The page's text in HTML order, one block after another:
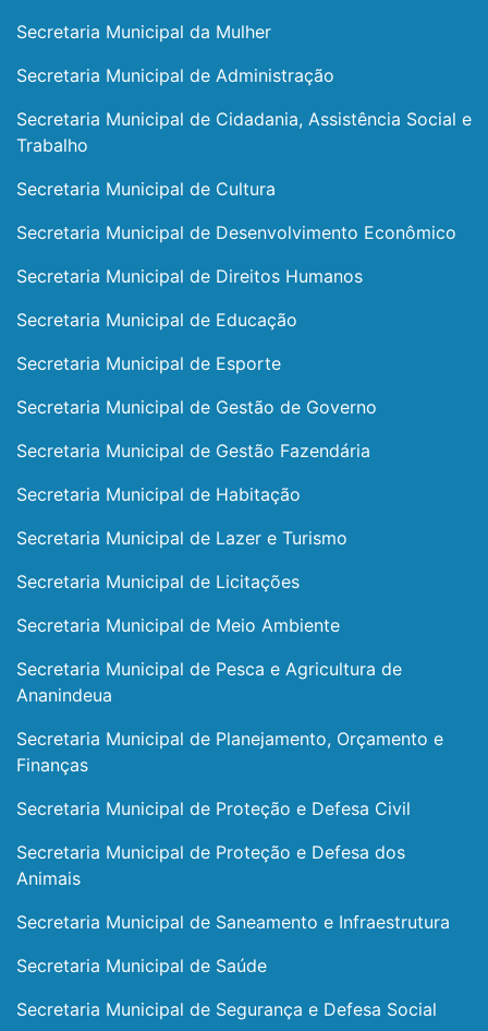
Secretaria Municipal da Mulher
Secretaria Municipal de Administração
Secretaria Municipal de Cidadania, Assistência Social e
Trabalho
Secretaria Municipal de Cultura
Secretaria Municipal de Desenvolvimento Econômico
Secretaria Municipal de Direitos Humanos
Secretaria Municipal de Educação
Secretaria Municipal de Esporte
Secretaria Municipal de Gestão de Governo
Secretaria Municipal de Gestão Fazendária
Secretaria Municipal de Habitação
Secretaria Municipal de Lazer e Turismo
Secretaria Municipal de Licitações
Secretaria Municipal de Meio Ambiente
Secretaria Municipal de Pesca e Agricultura de
Ananindeua
Secretaria Municipal de Planejamento, Orçamento e
Finanças
Secretaria Municipal de Proteção e Defesa Civil
Secretaria Municipal de Proteção e Defesa dos
Animais
Secretaria Municipal de Saneamento e Infraestrutura
Secretaria Municipal de Saúde
Secretaria Municipal de Segurança e Defesa Social